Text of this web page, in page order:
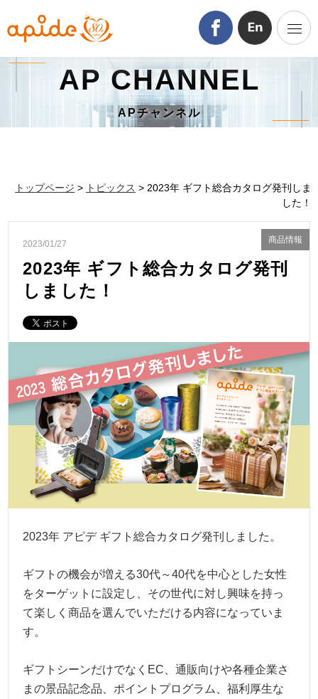
AP CHANNEL
APチャンネル
トップページ > トピックス > 2023年 ギフト総合カタログ発刊しま
した！
商品情報
2023/01/27
2023年 ギフト総合カタログ発刊
しました！
2023年 アピデ ギフト総合カタログ発刊しました。
ギフトの機会が増える30代～40代を中心とした女性
をターゲットに設定し、その世代に対し興味を持っ
て楽しく商品を選んでいただける内容になっていま
す。
ギフトシーンだけでなくEC、通販向けや各種企業さ
まの景品記念品、ポイントプログラム、福利厚生な